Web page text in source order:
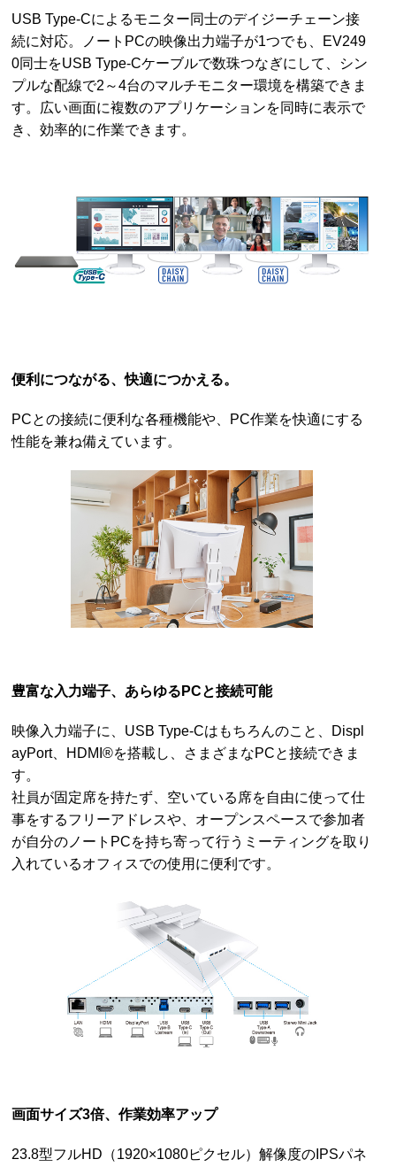
USB Type-Cによるモニター同士のデイジーチェーン接
続に対応。ノートPCの映像出力端子が1つでも、EV249
0同士をUSB Type-Cケーブルで数珠つなぎにして、シン
プルな配線で2～4台のマルチモニター環境を構築できま
す。広い画面に複数のアプリケーションを同時に表示で
き、効率的に作業できます。
便利につながる、快適につかえる。
PCとの接続に便利な各種機能や、PC作業を快適にする
性能を兼ね備えています。
豊富な入力端子、あらゆるPCと接続可能
映像入力端子に、USB Type-Cはもちろんのこと、Displ
ayPort、HDMI®を搭載し、さまざまなPCと接続できま
す。
社員が固定席を持たず、空いている席を自由に使って仕
事をするフリーアドレスや、オープンスペースで参加者
が自分のノートPCを持ち寄って行うミーティングを取り
入れているオフィスでの使用に便利です。
画面サイズ3倍、作業効率アップ
23.8型フルHD（1920×1080ピクセル）解像度のIPSパネ